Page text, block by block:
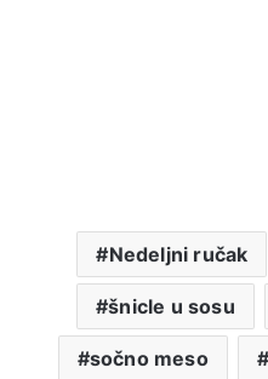
Nedeljni ručak
šnicle u sosu
sočno meso